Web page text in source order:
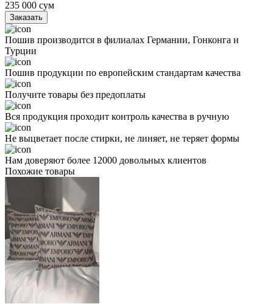
235 000 сум
Заказать
Пошив производится в филиалах Германии, Гонконга и
Турции
Пошив продукции по европейским стандартам качества
Получите товары без предоплаты
Вся продукция проходит контроль качества в ручную
Не выцветает после стирки, не линяет, не теряет формы
Нам доверяют более 12000 довольных клиентов
Похожие товары